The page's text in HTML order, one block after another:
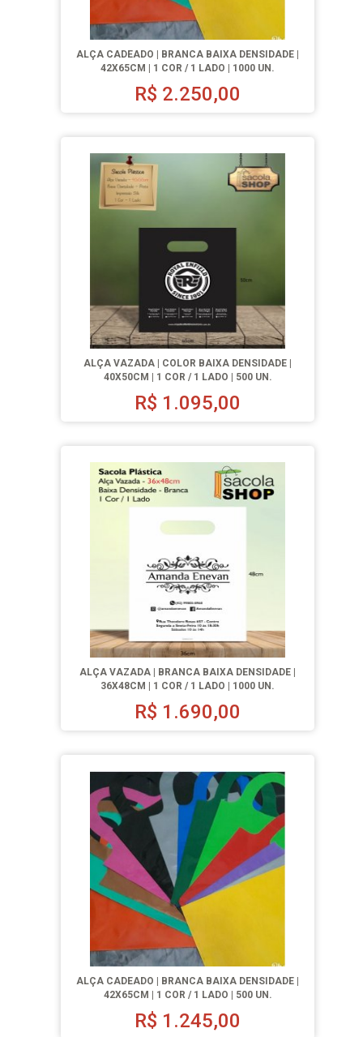
ALÇA CADEADO | BRANCA BAIXA DENSIDADE |
42X65CM | 1 COR / 1 LADO | 1000 UN.
R$ 2.250,00
ALÇA VAZADA | COLOR BAIXA DENSIDADE |
40X50CM | 1 COR / 1 LADO | 500 UN.
R$ 1.095,00
ALÇA VAZADA | BRANCA BAIXA DENSIDADE |
36X48CM | 1 COR / 1 LADO | 1000 UN.
R$ 1.690,00
ALÇA CADEADO | BRANCA BAIXA DENSIDADE |
42X65CM | 1 COR / 1 LADO | 500 UN.
R$ 1.245,00